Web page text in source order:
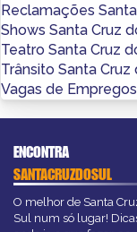
Reclamações
Shows Santa Cruz
Teatro Santa Cruz
Trânsito Santa Cruz
Vagas de
ENCONTRA
SANTACRUZDOSUL
O melhor de Santa
Sul num só lugar!